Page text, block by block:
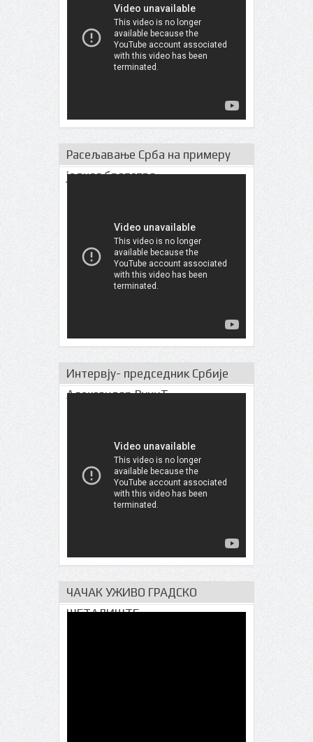
Расељавање Срба на примеру
једног братства
Интервју- председник Србије
Александар ВучиЋ
ЧАЧАК УЖИВО ГРАДСКО
ШЕТАЛИШТЕ